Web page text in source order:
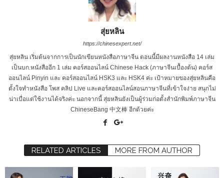
สุ่ยหลิน
https://chinesexpert.net/
สุ่ยหลิน เริ่มต้นจากการเป็นนักเขียนหนังสือภาษาจีน ตอนนี้มีผลงานหนังสือ 14 เล่ม
เป็นบก.หนังสืออีก 1 เล่ม คอร์สออนไลน์ Chinese Hack (ภาษาจีนเบื้องต้น) คอร์ส
ออนไลน์ Pinyin และ คอร์สออนไลน์ HSK3 และ HSK4 ค่ะ เป้าหมายของสุ่ยหลินคือ
ตั้งใจทำหนังสือ โพส คลิป Live และคอร์สออนไลน์สอนภาษาจีนที่เข้าใจง่าย สนุกไม่
น่าเบื่อแต่ใช้งานได้จริงค่ะ นอกจากนี้ สุ่ยหลินยังเป็นผู้ร่วมก่อตั้งสำนักพิมพ์ภาษาจีน
ChineseBang 中文棒 อีกด้วยค่ะ
RELATED ARTICLES MORE FROM AUTHOR